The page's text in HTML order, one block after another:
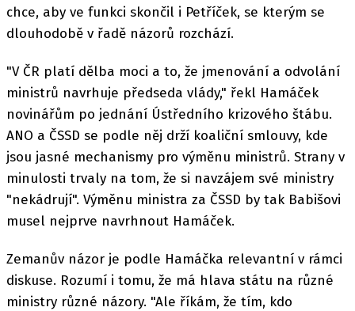
chce, aby ve funkci skončil i Petříček, se kterým se
dlouhodobě v řadě názorů rozchází.
"V ČR platí dělba moci a to, že jmenování a odvolání
ministrů navrhuje předseda vlády," řekl Hamáček
novinářům po jednání Ústředního krizového štábu.
ANO a ČSSD se podle něj drží koaliční smlouvy, kde
jsou jasné mechanismy pro výměnu ministrů. Strany v
minulosti trvaly na tom, že si navzájem své ministry
"nekádrují". Výměnu ministra za ČSSD by tak Babišovi
musel nejprve navrhnout Hamáček.
Zemanův názor je podle Hamáčka relevantní v rámci
diskuse. Rozumí i tomu, že má hlava státu na různé
ministry různé názory. "Ale říkám, že tím, kdo